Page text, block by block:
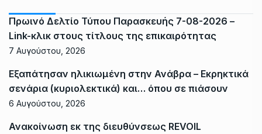
Πρωινό Δελτίο Τύπου Παρασκευής 7-08-2026 –
Link-κλικ στους τίτλους της επικαιρότητας
7 Αυγούστου, 2026
Εξαπάτησαν ηλικιωμένη στην Ανάβρα – Εκρηκτικά
σενάρια (κυριολεκτικά) και… όπου σε πιάσουν
6 Αυγούστου, 2026
Ανακοίνωση εκ της διευθύνσεως REVOIL